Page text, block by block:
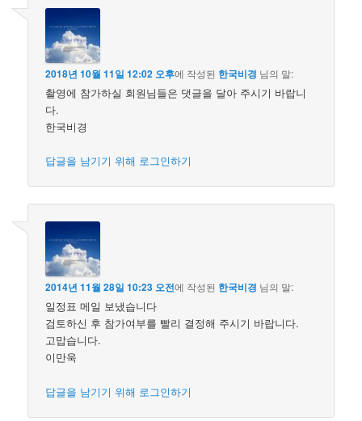
2018년 10월 11일 12:02 오후에 작성된 한국비경 님의 말:
촬영에 참가하실 회원님들은 댓글을 달아 주시기 바랍니
다.
한국비경
답글을 남기기 위해 로그인하기
2014년 11월 28일 10:23 오전에 작성된 한국비경 님의 말:
일정표 메일 보냈습니다
검토하신 후 참가여부를 빨리 결정해 주시기 바랍니다.
고맙습니다.
이만욱
답글을 남기기 위해 로그인하기